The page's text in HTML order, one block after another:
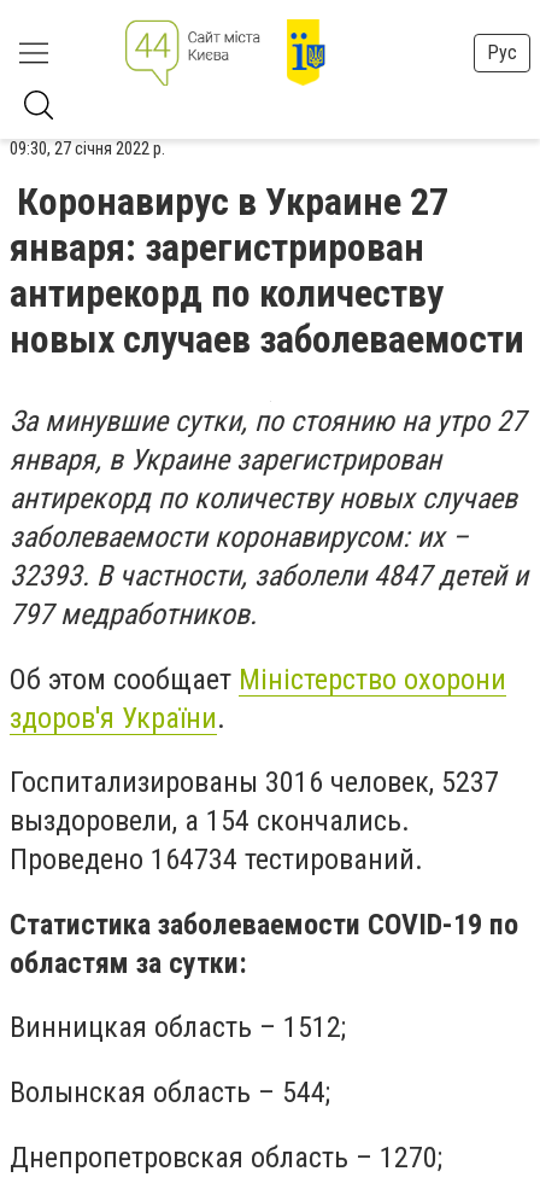
Рус
09:30, 27 січня 2022 р.
Коронавирус в Украине 27
января: зарегистрирован
антирекорд по количеству
новых случаев заболеваемости
За минувшие сутки, по стоянию на утро 27
января, в Украине зарегистрирован
антирекорд по количеству новых случаев
заболеваемости коронавирусом: их –
32393. В частности, заболели 4847 детей и
797 медработников.
Об этом сообщает Міністерство охорони
здоров'я України.
Госпитализированы 3016 человек, 5237
выздоровели, а 154 скончались.
Проведено 164734 тестирований.
Статистика заболеваемости COVID-19 по
областям за сутки:
Винницкая область – 1512;
Волынская область – 544;
Днепропетровская область – 1270;